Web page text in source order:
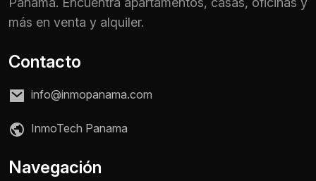
más en venta y alquiler.
Contacto
info@inmopanama.com
InmoTech Panama
Navegación